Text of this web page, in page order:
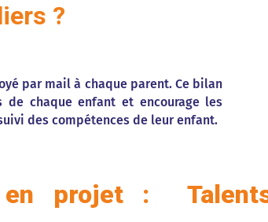
?
par mail à chaque parent. Ce bilan
chaque enfant et encourage les
des compétences de leur enfant.
en projet :